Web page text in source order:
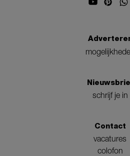
schrijf je in
Contact
vacatures
colofon